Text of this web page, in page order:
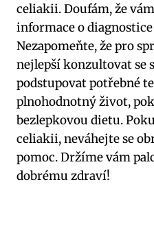
celiakii. Doufám, že
informace o
Nezapomeňte, že pro
nejlepší konzultovat se
podstupovat potřebné
plnohodnotný život,
bezlepkovou dietu.
celiakii, neváhejte se
pomoc. Držíme vám
dobrému zdraví!